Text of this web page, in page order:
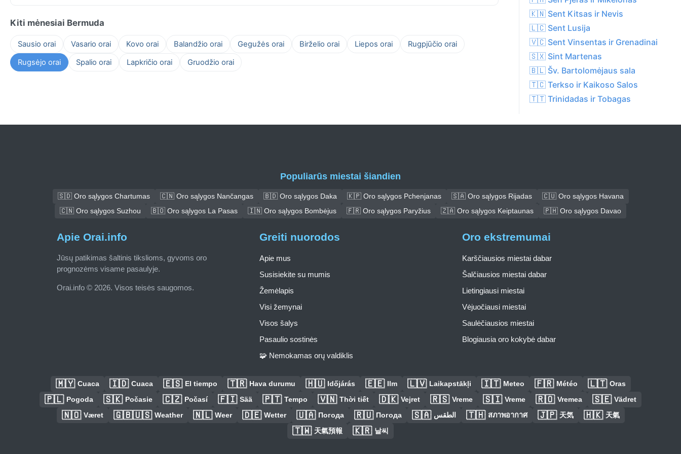
Kiti mėnesiai Bermuda
Sausio orai Vasario orai Kovo orai Balandžio orai Gegužės orai Birželio orai Liepos orai
Rugpjūčio orai
Rugsėjo orai
Spalio orai Lapkričio orai Gruodžio orai
🇰🇳 Sent Kitsas ir Nevis
🇱🇨 Sent Lusija
🇻🇨 Sent Vinsentas ir Grenadinai
🇸🇽 Sint Martenas
🇧🇱 Šv. Bartolomėjaus sala
🇹🇨 Terkso ir Kaikoso Salos
🇹🇹 Trinidadas ir Tobagas
Populiarūs miestai šiandien
🇸🇩 Oro sąlygos Chartumas 🇨🇳 Oro sąlygos Nančangas 🇧🇩 Oro sąlygos Daka 🇰🇵 Oro sąlygos Pchenjanas 🇸🇦 Oro sąlygos Rijadas
🇨🇺 Oro sąlygos Havana
🇨🇳 Oro sąlygos Suzhou
🇧🇴 Oro sąlygos La Pasas 🇮🇳 Oro sąlygos Bombėjus 🇫🇷 Oro sąlygos Paryžius 🇿🇦 Oro sąlygos Keiptaunas 🇵🇭 Oro sąlygos Davao
Apie Orai.info
Jūsų patikimas šaltinis tikslioms, gyvoms oro
prognozėms visame pasaulyje.
Orai.info © 2026. Visos teisės saugomos.
Greiti nuorodos
Apie mus
Susisiekite su mumis
Žemėlapis
Visi žemynai
Visos šalys
Pasaulio sostinės
🧩 Nemokamas orų valdiklis
Oro ekstremumai
Karščiausios miestai dabar
Šalčiausios miestai dabar
Lietingiausi miestai
Vėjuočiausi miestai
Saulėčiausios miestai
Blogiausia oro kokybė dabar
🇲🇾 Cuaca 🇮🇩 Cuaca 🇪🇸 El tiempo 🇹🇷 Hava durumu 🇭🇺 Időjárás 🇪🇪 Ilm 🇱🇻 Laikapstākļi 🇮🇹 Meteo 🇫🇷 Météo 🇱🇹 Oras
🇵🇱 Pogoda 🇸🇰 Počasie 🇨🇿 Počasí 🇫🇮 Sää 🇵🇹 Tempo 🇻🇳 Thời tiết 🇩🇰 Vejret 🇷🇸 Vreme 🇸🇮 Vreme 🇷🇴 Vremea 🇸🇪 Vädret
🇳🇴 Været 🇬🇧🇺🇸 Weather 🇳🇱 Weer 🇩🇪 Wetter 🇺🇦 Погода 🇷🇺 Погода 🇸🇦 الطقس 🇹🇭 สภาพอากาศ 🇯🇵 天気 🇭🇰 天氣
🇹🇼 天氣預報 🇰🇷 날씨